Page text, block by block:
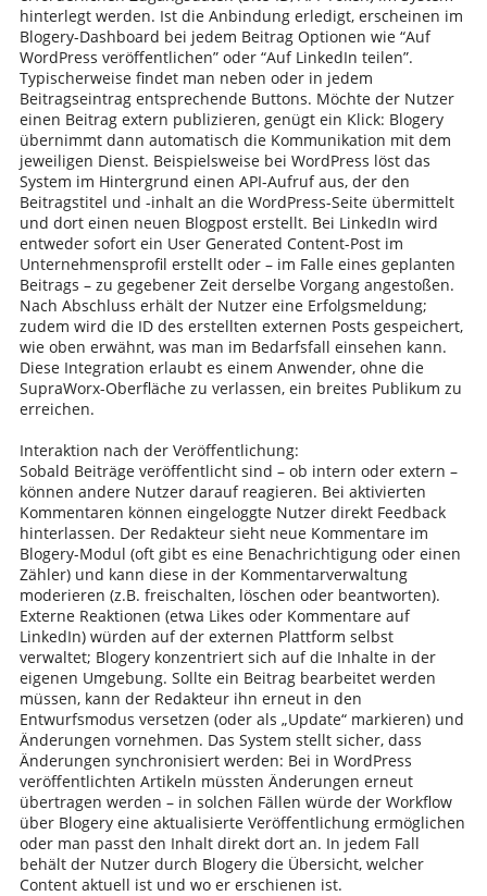
hinterlegt werden. Ist die Anbindung erledigt, erscheinen im
Blogery-Dashboard bei jedem Beitrag Optionen wie “Auf
WordPress veröffentlichen” oder “Auf LinkedIn teilen”.
Typischerweise findet man neben oder in jedem
Beitragseintrag entsprechende Buttons. Möchte der Nutzer
einen Beitrag extern publizieren, genügt ein Klick: Blogery
übernimmt dann automatisch die Kommunikation mit dem
jeweiligen Dienst. Beispielsweise bei WordPress löst das
System im Hintergrund einen API-Aufruf aus, der den
Beitragstitel und -inhalt an die WordPress-Seite übermittelt
und dort einen neuen Blogpost erstellt. Bei LinkedIn wird
entweder sofort ein User Generated Content-Post im
Unternehmensprofil erstellt oder – im Falle eines geplanten
Beitrags – zu gegebener Zeit derselbe Vorgang angestoßen.
Nach Abschluss erhält der Nutzer eine Erfolgsmeldung;
zudem wird die ID des erstellten externen Posts gespeichert,
wie oben erwähnt, was man im Bedarfsfall einsehen kann.
Diese Integration erlaubt es einem Anwender, ohne die
SupraWorx-Oberfläche zu verlassen, ein breites Publikum zu
erreichen.
Interaktion nach der Veröffentlichung:
Sobald Beiträge veröffentlicht sind – ob intern oder extern –
können andere Nutzer darauf reagieren. Bei aktivierten
Kommentaren können eingeloggte Nutzer direkt Feedback
hinterlassen. Der Redakteur sieht neue Kommentare im
Blogery-Modul (oft gibt es eine Benachrichtigung oder einen
Zähler) und kann diese in der Kommentarverwaltung
moderieren (z.B. freischalten, löschen oder beantworten).
Externe Reaktionen (etwa Likes oder Kommentare auf
LinkedIn) würden auf der externen Plattform selbst
verwaltet; Blogery konzentriert sich auf die Inhalte in der
eigenen Umgebung. Sollte ein Beitrag bearbeitet werden
müssen, kann der Redakteur ihn erneut in den
Entwurfsmodus versetzen (oder als „Update“ markieren) und
Änderungen vornehmen. Das System stellt sicher, dass
Änderungen synchronisiert werden: Bei in WordPress
veröffentlichten Artikeln müssten Änderungen erneut
übertragen werden – in solchen Fällen würde der Workflow
über Blogery eine aktualisierte Veröffentlichung ermöglichen
oder man passt den Inhalt direkt dort an. In jedem Fall
behält der Nutzer durch Blogery die Übersicht, welcher
Content aktuell ist und wo er erschienen ist.